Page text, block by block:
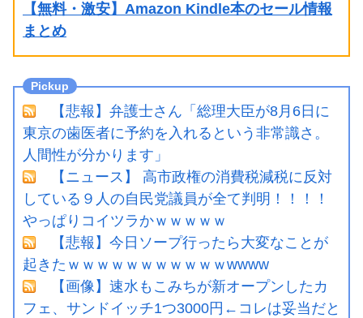
【無料・激安】Amazon Kindle本のセール情報
まとめ
【悲報】弁護士さん「総理大臣が8月6日に
東京の歯医者に予約を入れるという非常識さ。
人間性が分かります」
【ニュース】 高市政権の消費税減税に反対
している９人の自民党議員が全て判明！！！！
やっぱりコイツラかｗｗｗｗｗ
【悲報】今日ソープ行ったら大変なことが
起きたｗｗｗｗｗｗｗｗｗｗｗwwww
【画像】速水もこみちが新オープンしたカ
フェ、サンドイッチ1つ3000円←コレは妥当だと